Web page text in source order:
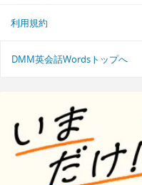
利用規約
DMM英会話Wordsトップへ